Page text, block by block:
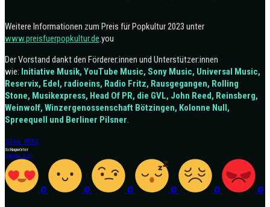
Weitere Informationen zum Preis für Popkultur 2023 unter
www.preisfuerpopkultur.de.you
Der Vorstand dankt den Förderer:innen und Unterstützer:innen
wie: Initiative Musik, YouTube Music, Sony Music, Universal Music,
Reservix, Edel, radioeins, Radio Fritz, Rausgegangen, Rolling
Stone, Musikexpress, Head Of PR, die GVL, John Reed, Reinsberg,
Weinwolf, Winzergenossenschaft Bötzingen, Kolonne Null,
Spreequell und Berliner Pilsner.
SHOW MORE
Schlagwörter
Popkultur 2023
0 0 0 0 0 0